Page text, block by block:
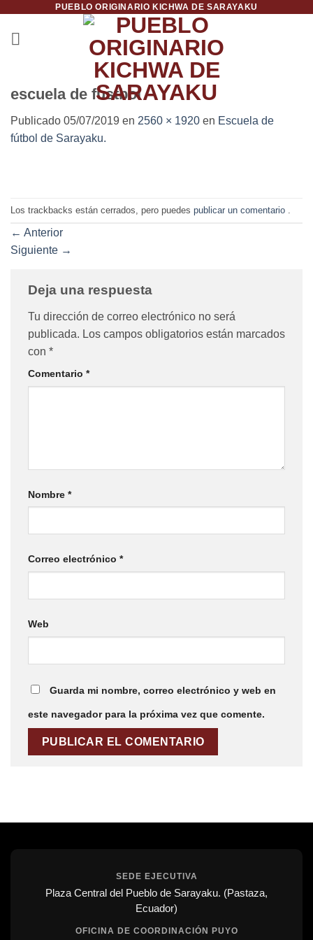
contenido
PUEBLO ORIGINARIO KICHWA DE SARAYAKU
escuela de fustbol
Publicado 05/07/2019 en 2560 × 1920 en Escuela de
fútbol de Sarayaku.
Los trackbacks están cerrados, pero puedes publicar un comentario
← Anterior
Siguiente →
Deja una respuesta
Tu dirección de correo electrónico no será
publicada. Los campos obligatorios están marcados
con *
Comentario *
Nombre *
Correo electrónico *
Web
Guarda mi nombre, correo electrónico y web en
este navegador para la próxima vez que comente.
SEDE EJECUTIVA
Plaza Central del Pueblo de Sarayaku. (Pastaza,
Ecuador)
OFICINA DE COORDINACIÓN PUYO